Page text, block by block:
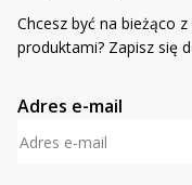
Chcesz być na bieżąco
produktami? Zapisz się
Adres e-mail